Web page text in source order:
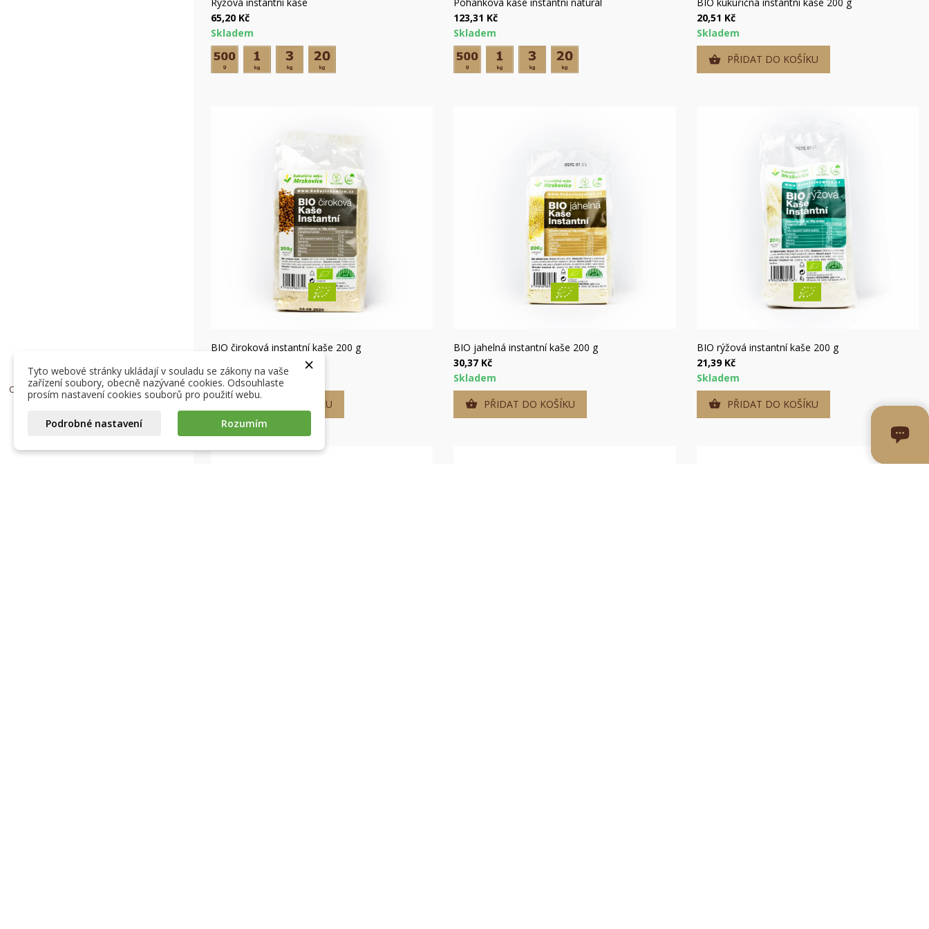
Copyright © 2026, Život bez lepku spol. s r.o.
Rýžová instantní kaše
65,20 Kč
Skladem
Pohanková kaše instantní natural
123,31 Kč
Skladem
BIO kukuřičná instantní kaše 200 g
20,51 Kč
Skladem
 PŘIDAT DO KOŠÍKU
Rychlý náhled
BIO čiroková instantní kaše 200 g
Skladem
PŘIDAT DO KOŠÍKU
Rychlý náhled
BIO jahelná instantní kaše 200 g
30,37 Kč
Skladem
 PŘIDAT DO KOŠÍKU
Rychlý náhled
BIO rýžová instantní kaše 200 g
21,39 Kč
Skladem
 PŘIDAT DO KOŠÍKU
×
Tyto webové stránky ukládají v souladu se zákony na vaše
zařízení soubory, obecně nazývané cookies. Odsouhlaste
prosím nastavení cookies souborů pro použití webu.
Podrobné nastavení Rozumím